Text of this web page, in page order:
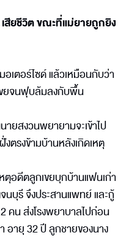
สียชีวิต ขณะที่แม่ยายถูกยิง
ตอร์ไซด์ แล้วเหมือนกับว่า
ขยจนฟุบล้มลงกับพื้น
ยสงวนพยายามจะเข้าไป
ตรงข้ามบ้านหลังเกิดเหตุ
ตุอดีตลูกเขยบุกบ้านแฟนเก่า
บุรี จึงประสานแพทย์ และกู้
คน ส่งโรงพยาบาลไปก่อน
อายุ 32 ปี ลูกชายของนาง